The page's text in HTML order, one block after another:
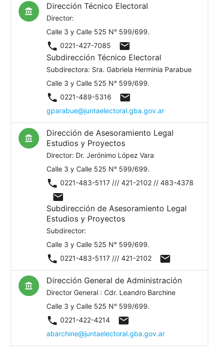
account_balance
Dirección Técnico Electoral
Director:
Calle 3 y Calle 525 N° 599/699.
phone 0221-427-7085 mail
Subdirección Técnico Electoral
Subdirectora: Sra. Gabriela Herminia Parabue
Calle 3 y Calle 525 N° 599/699.
phone 0221-489-5316 mail
gparabue@juntaelectoral.gba.gov.ar
account_balance
Dirección de Asesoramiento Legal
Estudios y Proyectos
Director: Dr. Jerónimo López Vara
Calle 3 y Calle 525 N° 599/699.
phone 0221-483-5117 /// 421-2102 // 483-4378
mail
Subdirección de Asesoramiento Legal
Estudios y Proyectos
Subdirector:
Calle 3 y Calle 525 N° 599/699.
phone 0221-483-5117 /// 421-2102 mail
account_balance
Dirección General de Administración
Director General : Cdr. Leandro Barchine
Calle 3 y Calle 525 N° 599/699.
phone 0221-422-4214 mail
abarchine@juntaelectoral.gba.gov.ar